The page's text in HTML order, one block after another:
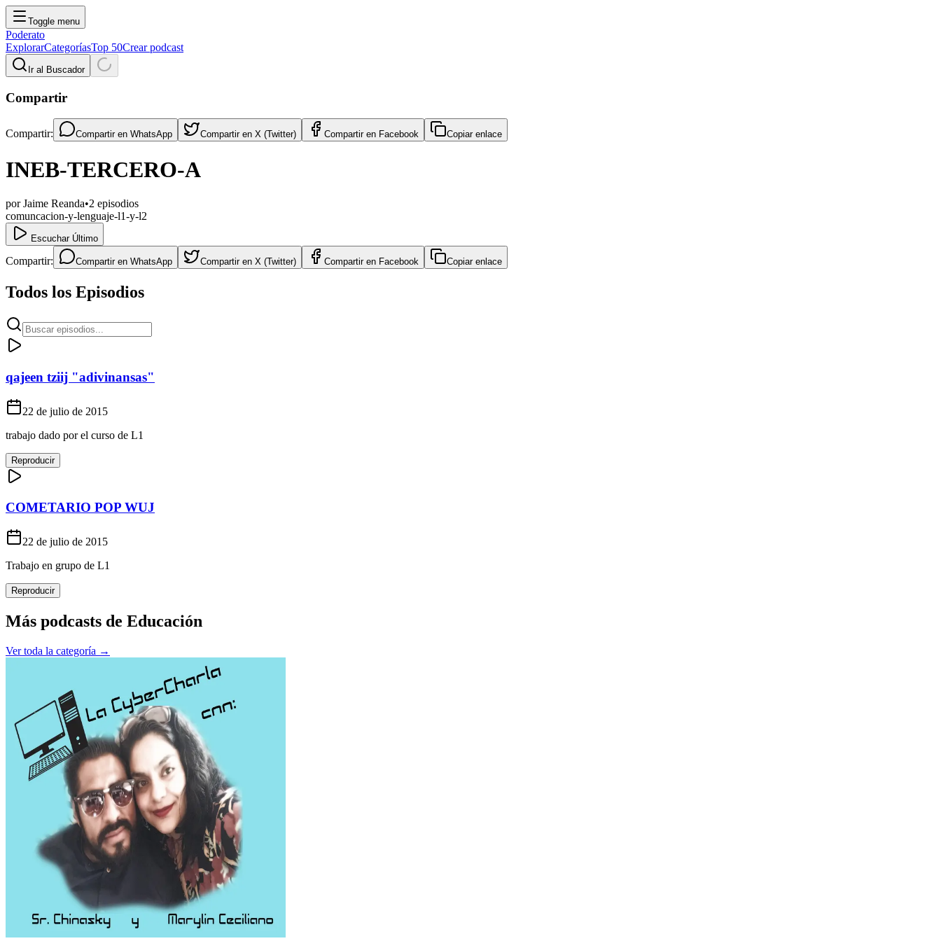
Toggle menu
Poderato
ExplorarCategoríasTop 50Crear podcast
Ir al Buscador
Compartir
Compartir: Compartir en WhatsApp Compartir en X (Twitter) Compartir en Facebook Copiar enlace
INEB-TERCERO-A
porJaime Reanda•2 episodios
comuncacion-y-lenguaje-l1-y-l2
Escuchar Último
Compartir: Compartir en WhatsApp Compartir en X (Twitter) Compartir en Facebook Copiar enlace
Todos los Episodios
qajeen tziij "adivinansas"
22 de julio de 2015
trabajo dado por el curso de L1
Reproducir
COMETARIO POP WUJ
22 de julio de 2015
Trabajo en grupo de L1
Reproducir
Más podcasts de Educación
Ver toda la categoría →